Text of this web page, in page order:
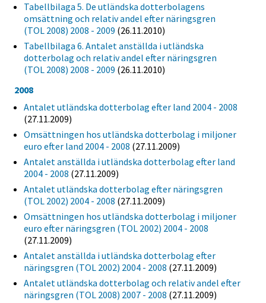
Tabellbilaga 5. De utländska dotterbolagens
omsättning och relativ andel efter näringsgren
(TOL 2008) 2008 - 2009 (26.11.2010)
Tabellbilaga 6. Antalet anställda i utländska
dotterbolag och relativ andel efter näringsgren
(TOL 2008) 2008 - 2009 (26.11.2010)
2008
Antalet utländska dotterbolag efter land 2004 - 2008
(27.11.2009)
Omsättningen hos utländska dotterbolag i miljoner
euro efter land 2004 - 2008 (27.11.2009)
Antalet anställda i utländska dotterbolag efter land
2004 - 2008 (27.11.2009)
Antalet utländska dotterbolag efter näringsgren
(TOL 2002) 2004 - 2008 (27.11.2009)
Omsättningen hos utländska dotterbolag i miljoner
euro efter näringsgren (TOL 2002) 2004 - 2008
(27.11.2009)
Antalet anställda i utländska dotterbolag efter
näringsgren (TOL 2002) 2004 - 2008 (27.11.2009)
Antalet utländska dotterbolag och relativ andel efter
näringsgren (TOL 2008) 2007 - 2008 (27.11.2009)